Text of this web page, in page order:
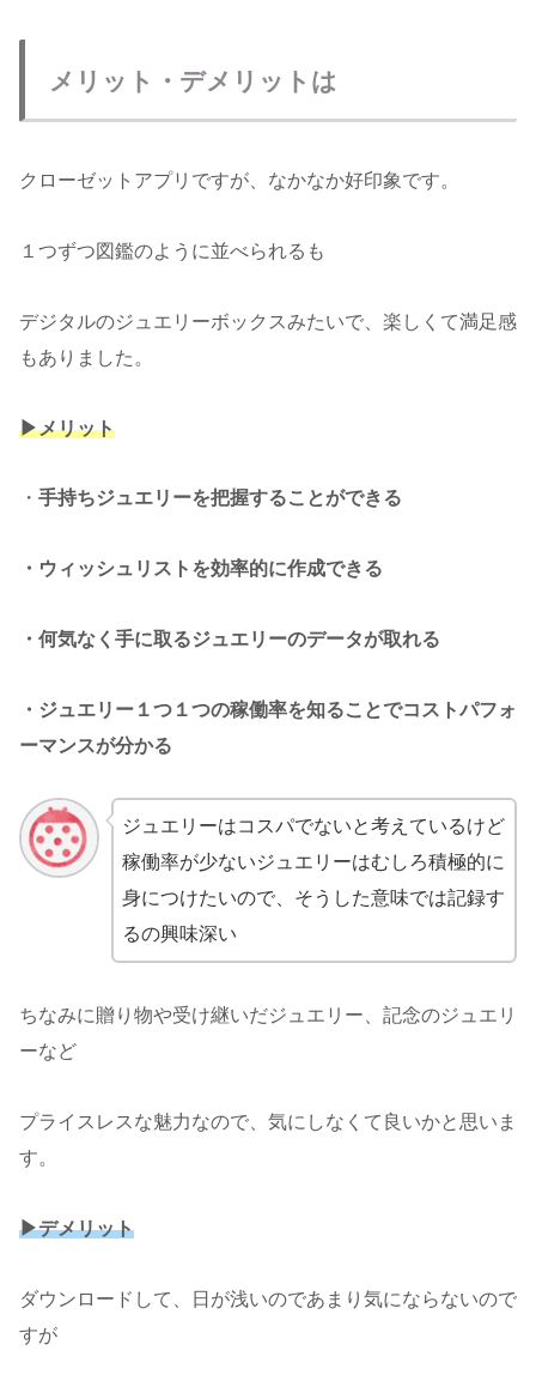
メリット・デメリットは
クローゼットアプリですが、なかなか好印象です。
１つずつ図鑑のように並べられるも
デジタルのジュエリーボックスみたいで、楽しくて満足感
もありました。
▶︎メリット
・ 手持ちジュエリーを把握することができる
・ウィッシュリストを効率的に作成できる
・何気なく手に取るジュエリーのデータが取れる
・ジュエリー１つ１つの稼働率を知ることでコストパフォ
ーマンスが分かる
ジュエリーはコスパでないと考えているけど
稼働率が少ないジュエリーはむしろ積極的に
身につけたいので、そうした意味では記録す
るの興味深い
ちなみに贈り物や受け継いだジュエリー、記念のジュエリ
ーなど
プライスレスな魅力なので、気にしなくて良いかと思いま
す。
▶︎デメリット
ダウンロードして、日が浅いのであまり気にならないので
すが